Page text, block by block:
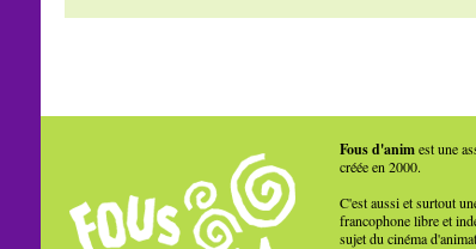
Fous d'animest une
créée en 2000.
C'est aussi et surtout
francophone libre et
sujet du cinéma